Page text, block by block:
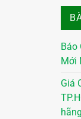
Báo
Mới
Giá
hãng